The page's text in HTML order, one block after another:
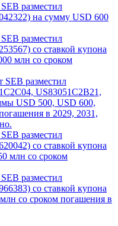
разместил
на сумму USD 600
разместил
со ставкой купона
млн со сроком
разместил
US83051C2B21,
USD 500, USD 600,
в 2029, 2031,
разместил
со ставкой купона
млн со сроком
разместил
со ставкой купона
со сроком погашения в